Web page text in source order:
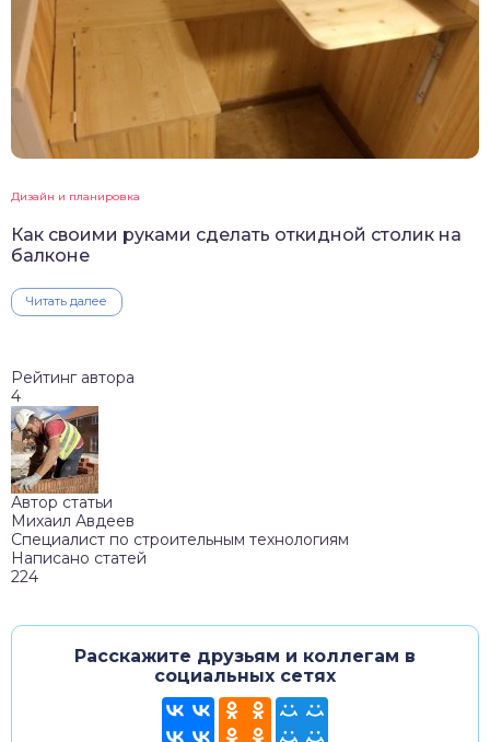
Дизайн и планировка
Как своими руками сделать откидной столик на
балконе
Читать далее
Рейтинг автора
4
Автор статьи
Михаил Авдеев
Специалист по строительным технологиям
Написано статей
224
Расскажите друзьям и коллегам в
социальных сетях